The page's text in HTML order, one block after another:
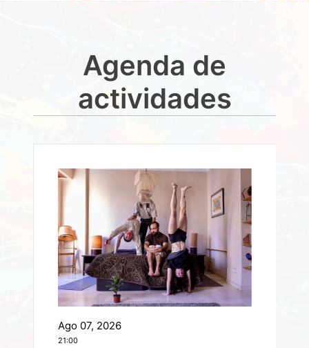
Agenda de
actividades
Ago 07, 2026
21:00